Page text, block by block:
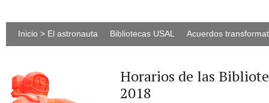
Inicio > El astronauta Bibliotecas USAL Acuerdos
Horarios de las
2018